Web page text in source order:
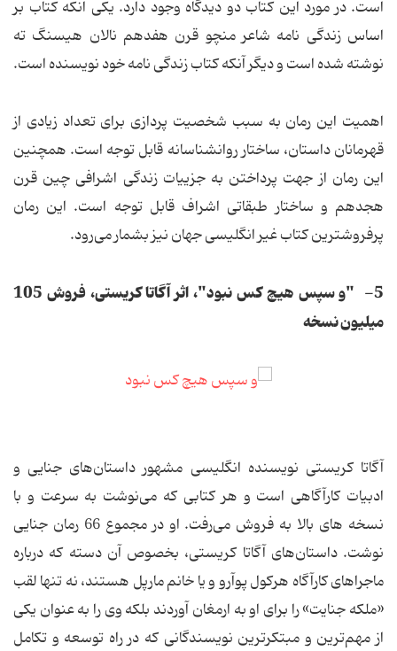
است. در مورد این کتاب دو دیدگاه وجود دارد. یکی آنکه کتاب بر
اساس زندگی نامه شاعر منچو قرن هفدهم نالان هیسنگ ته
نوشته شده‌ است و دیگر آنکه کتاب زندگی نامه خود نویسنده است.
اهمیت این رمان به سبب شخصیت پردازی برای تعداد زیادی از
قهرمانان داستان، ساختار روانشناسانه قابل توجه ‌است. همچنین
این رمان از جهت پرداختن به جزییات زندگی اشرافی چین قرن
هجدهم و ساختار طبقاتی اشراف قابل توجه است. این رمان
پرفروشترین کتاب غیر انگلیسی جهان نیز بشمار می‌رود.
5- "و سپس هیچ کس نبود"، اثر آگاتا کریستی، فروش 105
میلیون نسخه
آگاتا کریستی نویسنده انگلیسی مشهور داستان‌های جنایی و
ادبیات کارآگاهی است و هر کتابی که می‌نوشت به سرعت و با
نسخه های بالا به فروش می‌رفت. او در مجموع 66 رمان جنایی
نوشت. داستان‌های آگاتا کریستی، بخصوص آن دسته که درباره
ماجراهای کارآگاه هرکول پوآرو و یا خانم مارپل هستند، نه تنها لقب
«ملکه جنایت» را برای او به ارمغان آوردند بلکه وی را به ‌عنوان یکی
از مهم‌ترین و مبتکرترین نویسندگانی که در راه توسعه و تکامل